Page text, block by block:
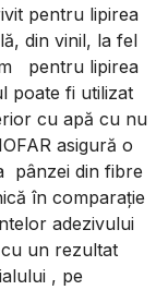
pentru lipirea
din vinil, la fel
pentru lipirea
poate fi utilizat
cu apă cu nu
asigură o
pânzei din fibre
în comparație
adezivului
un rezultat
, pe